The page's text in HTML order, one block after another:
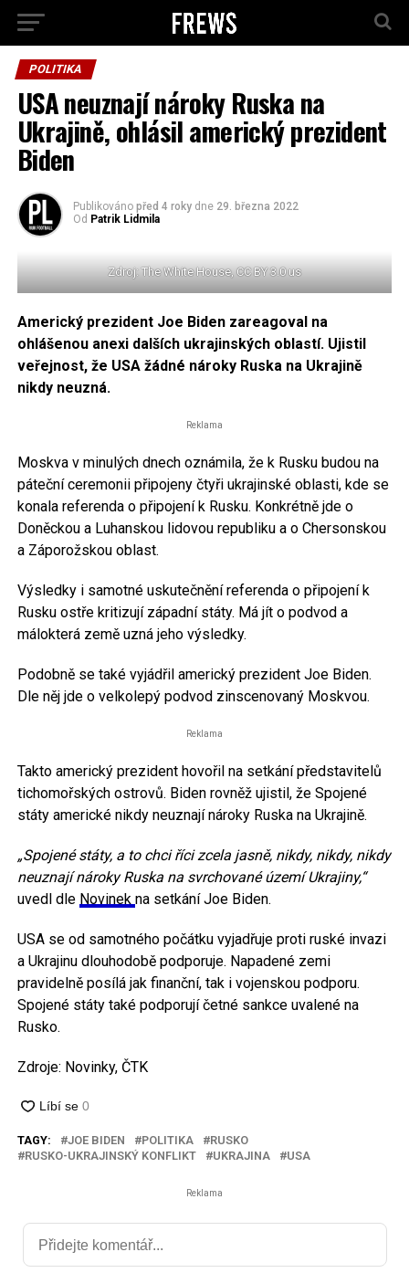
POLITIKA
USA neuznají nároky Ruska na
Ukrajině, ohlásil americký prezident
Biden
Publikováno před 4 roky dne 29. března 2022
Od Patrik Lidmila
Zdroj: The White House, CC BY 3.0 us
Americký prezident Joe Biden zareagoval na
ohlášenou anexi dalších ukrajinských oblastí. Ujistil
veřejnost, že USA žádné nároky Ruska na Ukrajině
nikdy neuzná.
Reklama
Moskva v minulých dnech oznámila, že k Rusku budou na
páteční ceremonii připojeny čtyři ukrajinské oblasti, kde se
konala referenda o připojení k Rusku. Konkrétně jde o
Doněckou a Luhanskou lidovou republiku a o Chersonskou
a Záporožskou oblast.
Výsledky i samotné uskutečnění referenda o připojení k
Rusku ostře kritizují západní státy. Má jít o podvod a
málokterá země uzná jeho výsledky.
Podobně se také vyjádřil americký prezident Joe Biden.
Dle něj jde o velkolepý podvod zinscenovaný Moskvou.
Reklama
Takto americký prezident hovořil na setkání představitelů
tichomořských ostrovů. Biden rovněž ujistil, že Spojené
státy americké nikdy neuznají nároky Ruska na Ukrajině.
„Spojené státy, a to chci říci zcela jasně, nikdy, nikdy, nikdy
neuznají nároky Ruska na svrchované území Ukrajiny,“
uvedl dle Novinek na setkání Joe Biden.
USA se od samotného počátku vyjadřuje proti ruské invazi
a Ukrajinu dlouhodobě podporuje. Napadené zemi
pravidelně posílá jak finanční, tak i vojenskou podporu.
Spojené státy také podporují četné sankce uvalené na
Rusko.
Zdroje: Novinky, ČTK
TAGY: JOE BIDEN POLITIKA
RUSKO
RUSKO-UKRAJINSKÝ KONFLIKT
UKRAJINA USA
Reklama